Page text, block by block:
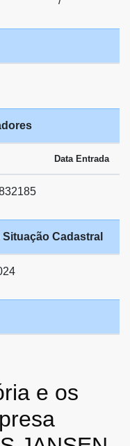
Data Entrada
Situação Cadastral
e os